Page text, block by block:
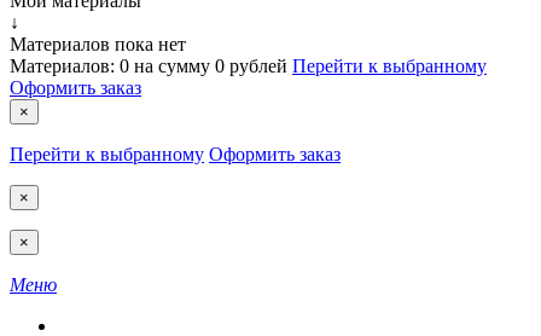
↓
Материалов пока нет
Материалов: 0 на сумму 0 рублей Перейти к выбранному
Оформить заказ
×
Перейти к выбранному Оформить заказ
×
×
Меню